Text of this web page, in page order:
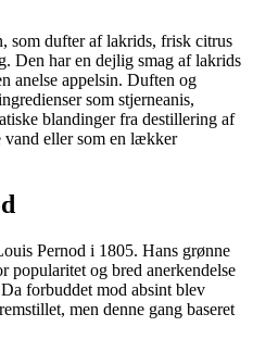
som dufter af lakrids, frisk citrus
Den har en dejlig smag af lakrids
anelse appelsin. Duften og
som stjerneanis,
blandinger fra destillering af
vand eller som en lækker
Pernod i 1805. Hans grønne
popularitet og bred anerkendelse
forbuddet mod absint blev
men denne gang baseret